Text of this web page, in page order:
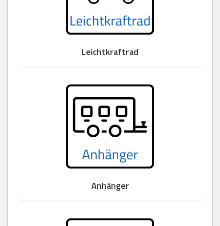
Leichtkraftrad
Anhänger